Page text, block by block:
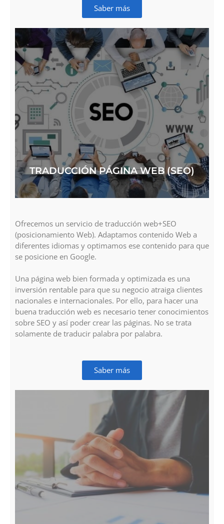
Saber más
TRADUCCIÓN PÁGINA WEB (SEO)
Ofrecemos un servicio de traducción web+SEO
(posicionamiento Web). Adaptamos contenido Web a
diferentes idiomas y optimamos ese contenido para que
se posicione en Google.
Una página web bien formada y optimizada es una
inversión rentable para que su negocio atraiga clientes
nacionales e internacionales. Por ello, para hacer una
buena traducción web es necesario tener conocimientos
sobre SEO y así poder crear las páginas. No se trata
solamente de traducir palabra por palabra.
Saber más